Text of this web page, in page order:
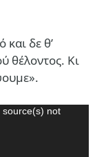
και δε θ’
θέλοντος. Κι
not